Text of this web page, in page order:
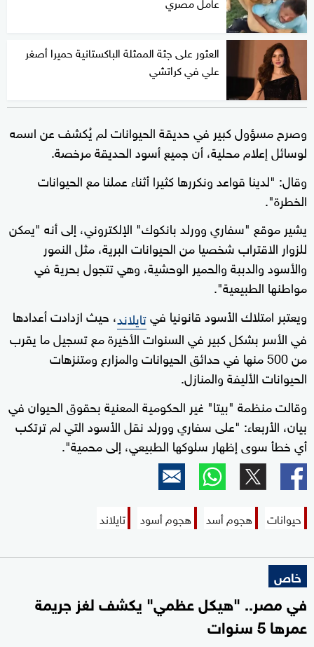
العثور على جثة الممثلة الباكستانية حميرا أصغر
علي في كراتشي
وصرح مسؤول كبير في حديقة الحيوانات لم يُكشف عن اسمه
لوسائل إعلام محلية، أن جميع أسود الحديقة مرخصة.
وقال: "لدينا قواعد ونكررها كثيرا أثناء عملنا مع الحيوانات
الخطرة".
يشير موقع "سفاري وورلد بانكوك" الإلكتروني، إلى أنه "يمكن
للزوار الاقتراب شخصيا من الحيوانات البرية، مثل النمور
والأسود والدببة والحمير الوحشية، وهي تتجول بحرية في
مواطنها الطبيعية".
ويعتبر امتلاك الأسود قانونيا فيتايلاند، حيث ازدادت أعدادها
في الأسر بشكل كبير في السنوات الأخيرة مع تسجيل ما يقرب
من 500 منها في حدائق الحيوانات والمزارع ومتنزهات
الحيوانات الأليفة والمنازل.
وقالت منظمة "بيتا" غير الحكومية المعنية بحقوق الحيوان في
بيان، الأربعاء: "على سفاري وورلد نقل الأسود التي لم ترتكب
أي خطأ سوى إظهار سلوكها الطبيعي، إلى محمية".
حيوانات هجوم أسد هجوم أسود تايلاند
خاص
في مصر.. "هيكل عظمي" يكشف لغز جريمة
عمرها 5 سنوات